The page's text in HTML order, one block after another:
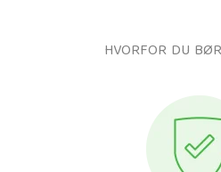
HVORFOR DU